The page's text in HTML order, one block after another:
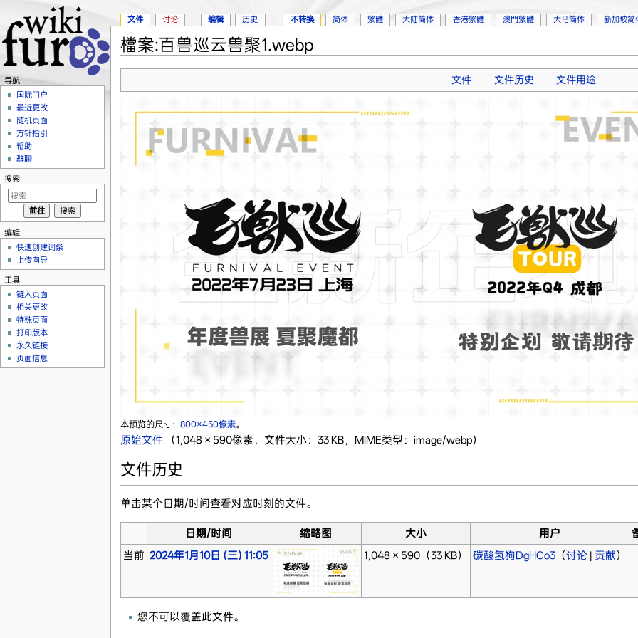
檔案:百兽巡云兽聚1.webp
文件 文件历史 文件用途
本预览的尺寸： 800×450像素。
原始文件‎ （1,048 × 590像素，文件大小：33 KB，MIME类型：image/webp）
文件历史
单击某个日期/时间查看对应时刻的文件。
日期/时间 缩略图 大小 用户
当前 2024年1月10日 (三) 11:05 1,048 × 590（33 KB） 碳酸氢狗DgHCo3（讨论| 贡献）
您不可以覆盖此文件。
文件 讨论 编辑 历史 不转换 简体 繁體 大陆简体 香港繁體 澳門繁體 大马简体 新加坡简
导航
国际门户
最近更改
随机页面
方针指引
帮助
群聊
搜索
编辑
快速创建词条
上传向导
工具
链入页面
相关更改
特殊页面
打印版本
永久链接
页面信息